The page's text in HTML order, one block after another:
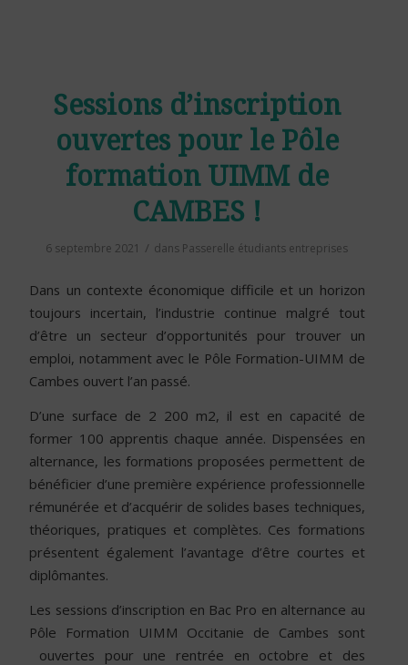
Sessions d’inscription
ouvertes pour le Pôle
formation UIMM de
CAMBES !
6 septembre 2021 / dans Passerelle étudiants entreprises
Dans un contexte économique difficile et un horizon
toujours incertain, l’industrie continue malgré tout
d’être un secteur d’opportunités pour trouver un
emploi, notamment avec le Pôle Formation-UIMM de
Cambes ouvert l’an passé.
D’une surface de 2 200 m2, il est en capacité de
former 100 apprentis chaque année. Dispensées en
alternance, les formations proposées permettent de
bénéficier d’une première expérience professionnelle
rémunérée et d’acquérir de solides bases techniques,
théoriques, pratiques et complètes. Ces formations
présentent également l’avantage d’être courtes et
diplômantes.
Les sessions d’inscription en Bac Pro en alternance au
Pôle Formation UIMM Occitanie de Cambes sont
ouvertes pour une rentrée en octobre et des